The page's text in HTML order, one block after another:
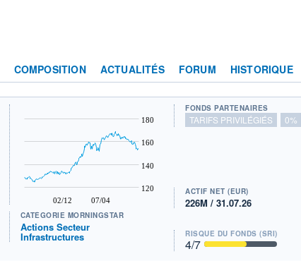
COMPOSITION ACTUALITÉS FORUM HISTORIQUE
02/12 07/04
120
140
160
180
CATÉGORIE MORNINGSTAR
Actions Secteur
Infrastructures
FONDS PARTENAIRES
TARIFS PRIVILÉGIÉS 0%
ACTIF NET (EUR)
226M / 31.07.26
RISQUE DU FONDS (SRI)
4/7